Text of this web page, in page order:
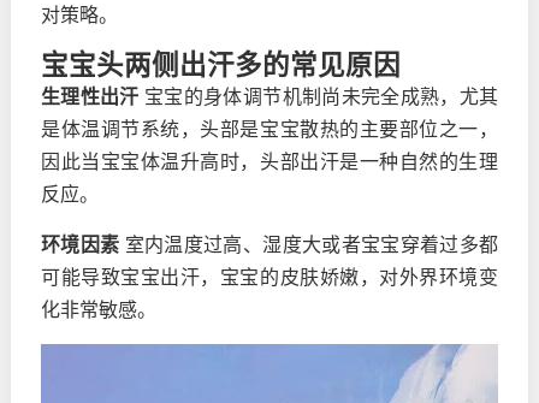
对策略。
宝宝头两侧出汗多的常见原因
生理性出汗 宝宝的身体调节机制尚未完全成熟，尤其
是体温调节系统，头部是宝宝散热的主要部位之一，
因此当宝宝体温升高时，头部出汗是一种自然的生理
反应。
环境因素 室内温度过高、湿度大或者宝宝穿着过多都
可能导致宝宝出汗，宝宝的皮肤娇嫩，对外界环境变
化非常敏感。